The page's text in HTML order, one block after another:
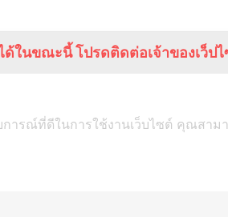
ในขณะนี้ โปรดติดต่อเจ้าของเว็ป
ารณ์ที่ดีในการใช้งานเว็บไซต์ คุณสา